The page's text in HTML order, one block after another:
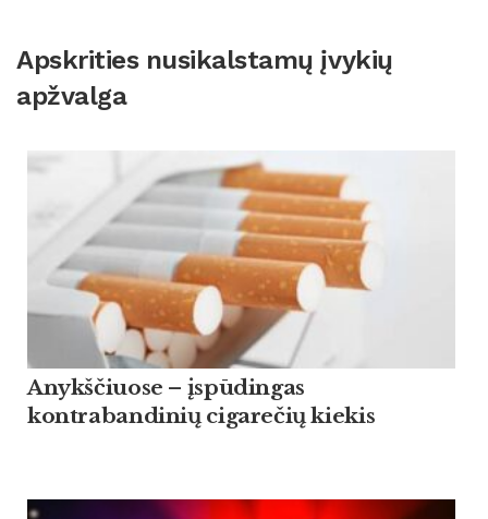
Apskrities nusikalstamų įvykių
apžvalga
Anykščiuose – įspūdingas
kontrabandinių cigarečių kiekis